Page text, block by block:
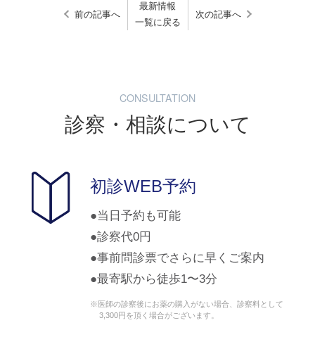
前の記事へ
最新情報
一覧に戻る
次の記事へ
CONSULTATION
診察・相談について
初診WEB予約
当日予約も可能
診察代0円
事前問診票でさらに早くご案内
最寄駅から徒歩1〜3分
※医師の診察後にお薬の購入がない場合、診察料として
3,300円を頂く場合がございます。